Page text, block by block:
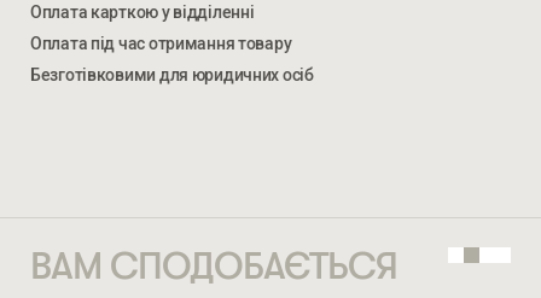
Оплата карткою у відділенні
Оплата під час отримання товару
Безготівковими для юридичних осіб
ВАМ СПОДОБАЄТЬСЯ
ВВЕДІТЬ ВАШЕ ПРІЗВИЩЕ ТА ІМ’Я *
ПОЛО